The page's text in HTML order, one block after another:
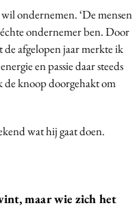
ondernemen.‘De mensen
ondernemer ben. Door
afgelopen jaar merkte ik
en passie daar steeds
knoop doorgehakt om
wat hij gaat doen.
maar wie zich het